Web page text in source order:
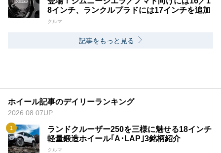
8インチ、ランクルプラドには17インチを追加
クルマ
記事をもっと見る
ホイール記事のデイリーランキング
2026.08.07UP
ランドクルーザー250を三様に魅せる18インチ
軽量鍛造ホイール｢A･LAP｣3銘柄紹介
クルマ